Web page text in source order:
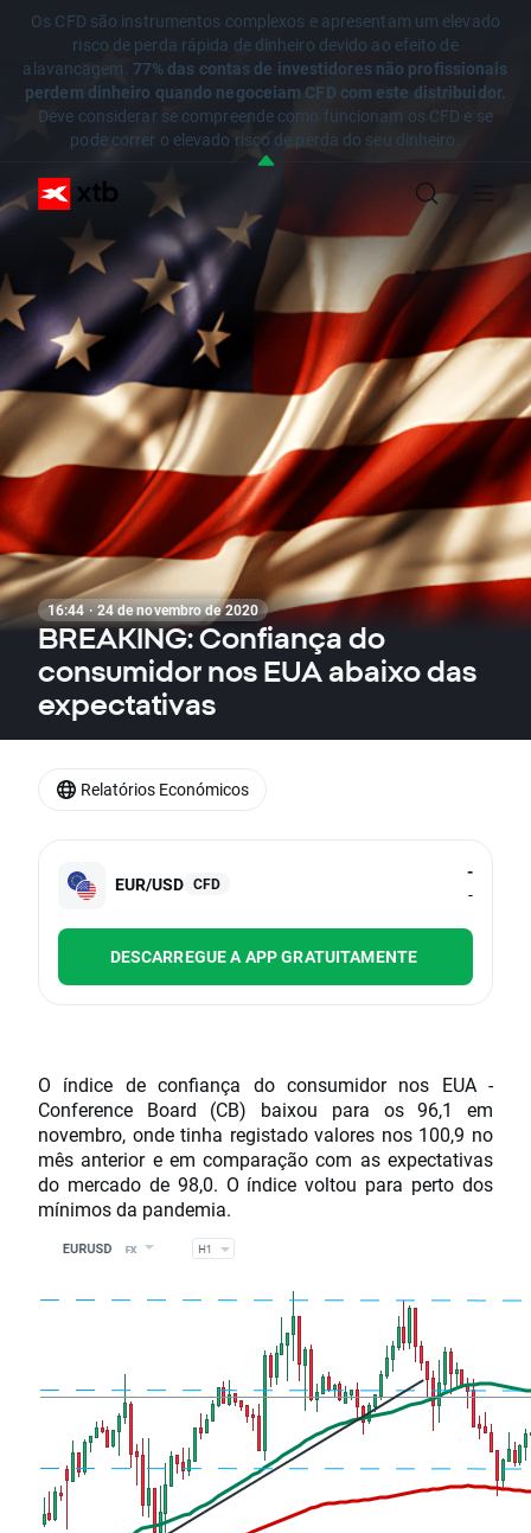
Os CFD são instrumentos complexos e apresentam um elevado
risco de perda rápida de dinheiro devido ao efeito de
alavancagem. 77% das contas de investidores não profissionais
perdem dinheiro quando negoceiam CFD com este distribuidor.
Deve considerar se compreende como funcionam os CFD e se
pode correr o elevado risco de perda do seu dinheiro.
16:44 · 24 de novembro de 2020
BREAKING: Confiança do
consumidor nos EUA abaixo das
expectativas
EUR/USD CFD
-
-
DESCARREGUE A APP GRATUITAMENTE
O índice de confiança do consumidor nos EUA -
Conference Board (CB) baixou para os 96,1 em
novembro, onde tinha registado valores nos 100,9 no
mês anterior e em comparação com as expectativas
do mercado de 98,0. O índice voltou para perto dos
mínimos da pandemia.
Relatórios Económicos